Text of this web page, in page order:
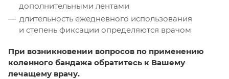
дополнительными лентами
длительность ежедневного использования
и степень фиксации определяются врачом
При возникновении вопросов по применению
коленного бандажа обратитесь к Вашему
лечащему врачу.